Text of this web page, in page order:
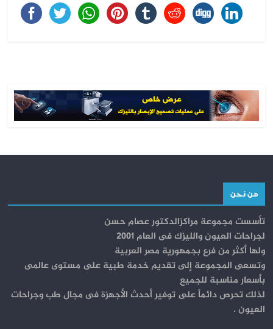
من نحن
تأسست مجموعة مراكزالدكتور عصام حسن
لجراحات العيون والليزك فى العام 2001
ولها أكثر من فرع بجمهورية مصر العربية
وتسعى المجموعة إلى تقديم خدمة طبية على مستوى عالمى
بأسعار مناسبة للجميع
لذلك تحرص دائماً على توفير أحدث الأجهزة فى مجال طب وجراحات
العيون .